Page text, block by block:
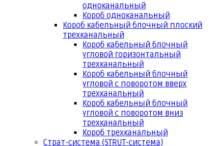
одноканальный
Короб одноканальный
Короб кабельный блочный плоский
трехканальный
Короб кабельный блочный
угловой горизонтальный
трехканальный
Короб кабельный блочный
угловой с поворотом вверх
трехканальный
Короб кабельный блочный
угловой с поворотом вниз
трехканальный
Короб трехканальный
Страт-система (STRUT-система)